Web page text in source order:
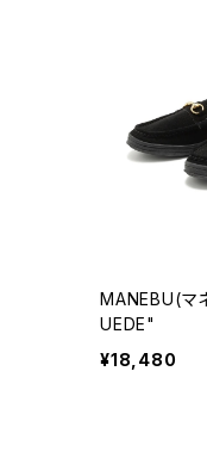
MANEBU(
UEDE"
¥18,480